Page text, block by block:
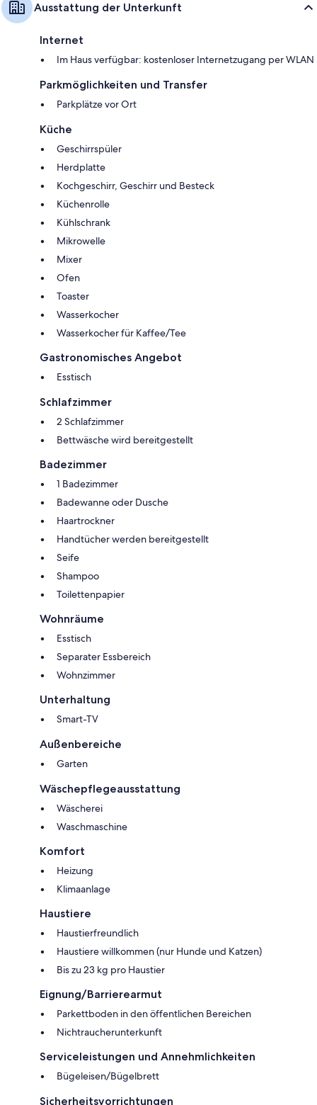
Ausstattung der Unterkunft
Internet
Im Haus verfügbar: kostenloser Internetzugang per WLAN
Parkmöglichkeiten und Transfer
Parkplätze vor Ort
Küche
Geschirrspüler
Herdplatte
Kochgeschirr, Geschirr und Besteck
Küchenrolle
Kühlschrank
Mikrowelle
Mixer
Ofen
Toaster
Wasserkocher
Wasserkocher für Kaffee/Tee
Gastronomisches Angebot
Esstisch
Schlafzimmer
2 Schlafzimmer
Bettwäsche wird bereitgestellt
Badezimmer
1 Badezimmer
Badewanne oder Dusche
Haartrockner
Handtücher werden bereitgestellt
Seife
Shampoo
Toilettenpapier
Wohnräume
Esstisch
Separater Essbereich
Wohnzimmer
Unterhaltung
Smart-TV
Außenbereiche
Garten
Wäschepflegeausstattung
Wäscherei
Waschmaschine
Komfort
Heizung
Klimaanlage
Haustiere
Haustierfreundlich
Haustiere willkommen (nur Hunde und Katzen)
Bis zu 23 kg pro Haustier
Eignung/Barrierearmut
Parkettboden in den öffentlichen Bereichen
Nichtraucherunterkunft
Serviceleistungen und Annehmlichkeiten
Bügeleisen/Bügelbrett
Sicherheitsvorrichtungen